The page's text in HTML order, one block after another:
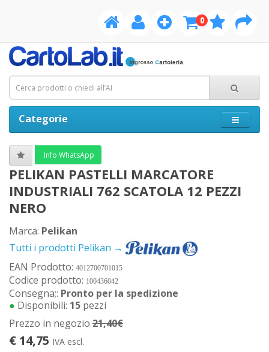
0
Categorie
Info WhatsApp
PELIKAN PASTELLI MARCATORE
INDUSTRIALI 762 SCATOLA 12 PEZZI
NERO
Marca: Pelikan
Tutti i prodotti Pelikan →
EAN Prodotto: 4012700701015
Codice prodotto: 100436042
Consegna;: Pronto per la spedizione
● Disponibili: 15 pezzi
Prezzo in negozio 21,40€
€ 14,75 IVA escl.